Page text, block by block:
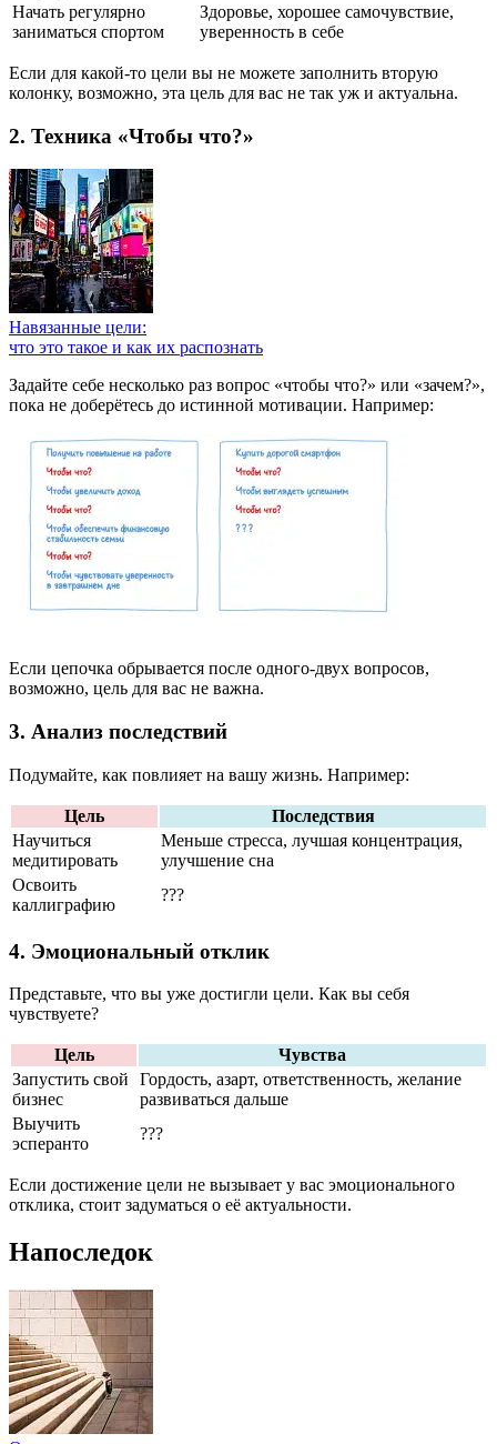
Начать регулярно
заниматься спортом
Здоровье, хорошее самочувствие,
уверенность в себе
Если для какой-то цели вы не можете заполнить вторую
колонку, возможно, эта цель для вас не так уж и актуальна.
2. Техника «Чтобы что?»
Навязанные цели:
что это такое и как их распознать
Задайте себе несколько раз вопрос «чтобы что?» или «зачем?»,
пока не доберётесь до истинной мотивации. Например:
Если цепочка обрывается после одного-двух вопросов,
возможно, цель для вас не важна.
3. Анализ последствий
Подумайте, как повлияет на вашу жизнь. Например:
Цель
Последствия
Научиться
медитировать
Меньше стресса, лучшая концентрация,
улучшение сна
Освоить
каллиграфию
???
4. Эмоциональный отклик
Представьте, что вы уже достигли цели. Как вы себя
чувствуете?
Цель
Чувства
Запустить свой
бизнес
Гордость, азарт, ответственность, желание
развиваться дальше
Выучить
эсперанто
???
Если достижение цели не вызывает у вас эмоционального
отклика, стоит задуматься о её актуальности.
Напоследок